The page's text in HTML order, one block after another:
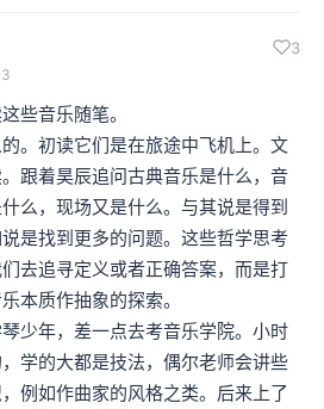
3
些音乐随笔。
。初读它们是在旅途中飞机上。文
跟着昊辰追问古典音乐是什么，音
么，现场又是什么。与其说是得到
是找到更多的问题。这些哲学思考
去追寻定义或者正确答案，而是打
本质作抽象的探索。
少年，差一点去考音乐学院。小时
学的大都是技法，偶尔老师会讲些
例如作曲家的风格之类。后来上了